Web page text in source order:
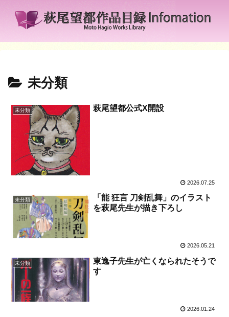
未分類
未分類 萩尾望都公式X開設
2026.07.25
未分類
「能 狂言 刀剣乱舞」のイラスト
を萩尾先生が描き下ろし
2026.05.21
未分類
東逸子先生が亡くなられたそうで
す
2026.01.24